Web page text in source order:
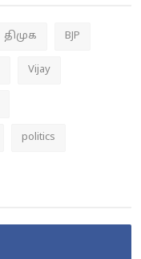
திமுக BJP
Vijay
politics